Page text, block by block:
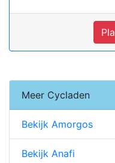
Meer Cycladen
Bekijk Amorgos
Bekijk Anafi